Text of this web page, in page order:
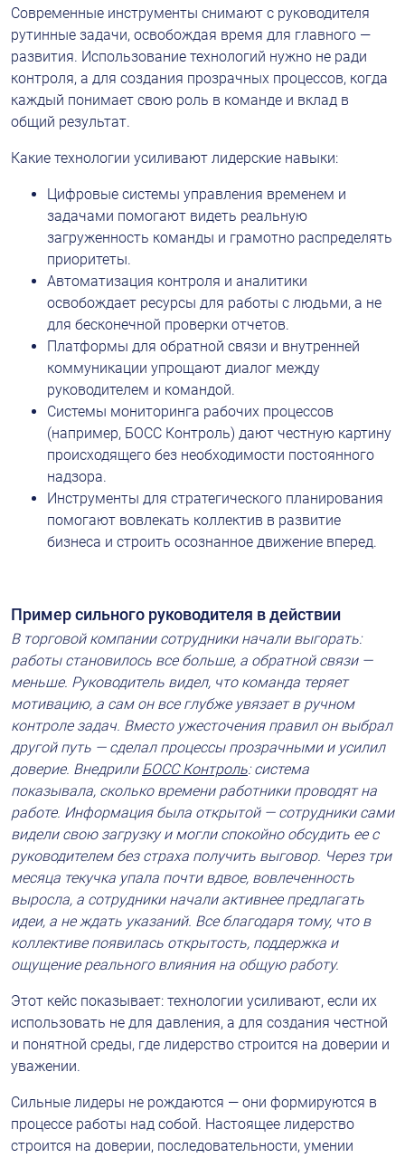
Современные инструменты снимают с руководителя
рутинные задачи, освобождая время для главного —
развития. Использование технологий нужно не ради
контроля, а для создания прозрачных процессов, когда
каждый понимает свою роль в команде и вклад в
общий результат.
Какие технологии усиливают лидерские навыки:
Цифровые системы управления временем и
задачами помогают видеть реальную
загруженность команды и грамотно распределять
приоритеты.
Автоматизация контроля и аналитики
освобождает ресурсы для работы с людьми, а не
для бесконечной проверки отчетов.
Платформы для обратной связи и внутренней
коммуникации упрощают диалог между
руководителем и командой.
Системы мониторинга рабочих процессов
(например, БОСС Контроль) дают честную картину
происходящего без необходимости постоянного
надзора.
Инструменты для стратегического планирования
помогают вовлекать коллектив в развитие
бизнеса и строить осознанное движение вперед.
Пример сильного руководителя в действии
В торговой компании сотрудники начали выгорать:
работы становилось все больше, а обратной связи —
меньше. Руководитель видел, что команда теряет
мотивацию, а сам он все глубже увязает в ручном
контроле задач. Вместо ужесточения правил он выбрал
другой путь — сделал процессы прозрачными и усилил
доверие. Внедрили БОСС Контроль: система
показывала, сколько времени работники проводят на
работе. Информация была открытой — сотрудники сами
видели свою загрузку и могли спокойно обсудить ее с
руководителем без страха получить выговор. Через три
месяца текучка упала почти вдвое, вовлеченность
выросла, а сотрудники начали активнее предлагать
идеи, а не ждать указаний. Все благодаря тому, что в
коллективе появилась открытость, поддержка и
ощущение реального влияния на общую работу.
Этот кейс показывает: технологии усиливают, если их
использовать не для давления, а для создания честной
и понятной среды, где лидерство строится на доверии и
уважении.
Сильные лидеры не рождаются — они формируются в
процессе работы над собой. Настоящее лидерство
строится на доверии, последовательности, умении